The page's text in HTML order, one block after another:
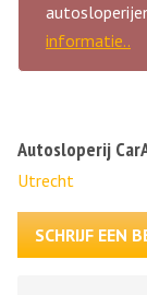
informatie..
Autosloperij
Utrecht
SCHRIJF EEN